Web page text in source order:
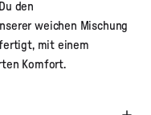
den
weichen Mischung
mit einem
Komfort.